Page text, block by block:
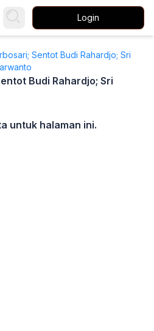
Login
Sentot Budi Rahardjo; Sri
Budi Rahardjo; Sri
untuk halaman ini.